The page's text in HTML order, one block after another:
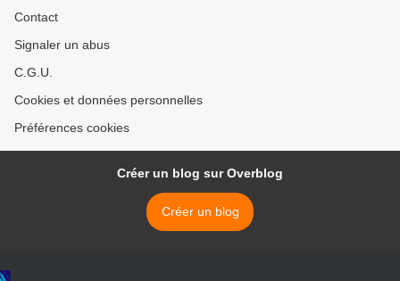
Contact
Signaler un abus
C.G.U.
Cookies et données personnelles
Préférences cookies
Créer un blog sur Overblog
Créer un blog